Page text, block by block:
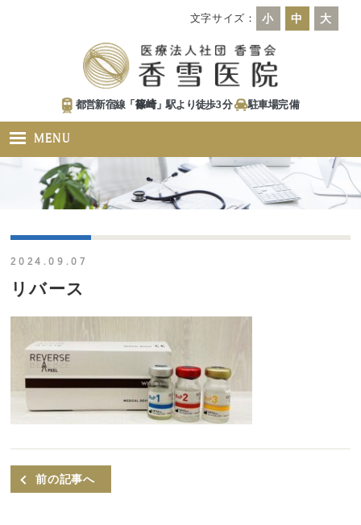
文字サイズ： 小 中 大
都営新宿線「篠崎」駅より徒歩3分 駐車場完備
MENU
2024.09.07
リバース
前の記事へ